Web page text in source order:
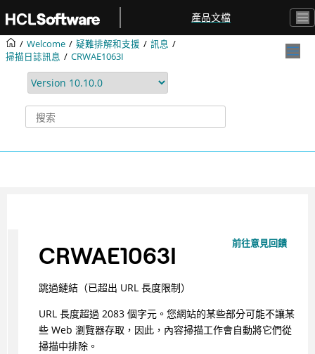
產品文檔
Welcome 疑難排解和支援
訊息
掃描日誌訊息
CRWAE1063I
前往意見回饋
CRWAE1063I
跳過鏈結（已超出 URL 長度限制）
URL 長度超過 2083 個字元。您網站的某些部分可能不讓某
些 Web 瀏覽器存取，因此，內容掃描工作會自動將它們從
掃描中排除。